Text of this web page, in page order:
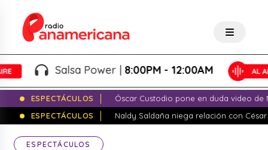
Salsa Power |8:00PM - 12:00AM
ESPECTÁCULOS
Óscar Custodio pone en duda video de
ESPECTÁCULOS
Naldy Saldaña niega relación con
ESPECTÁCULOS